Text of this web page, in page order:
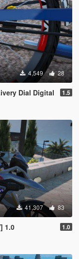
4,549 28
Dial Digital 1.5
41,307 83
1.0 1.0